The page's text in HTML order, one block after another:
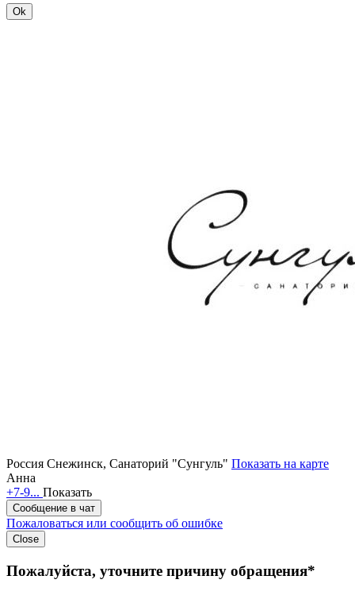
Ok
Россия Снежинск, Санаторий "Сунгуль" Показать на карте
Анна
+7-9... Показать
Сообщение в чат
Пожаловаться или сообщить об ошибке
Close
Пожалуйста, уточните причину обращения*